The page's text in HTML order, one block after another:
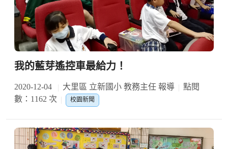
我的藍芽遙控車最給力！
2020-12-04 大里區 立新國小 教務主任 報導
點閱
數：1162 次
校園新聞